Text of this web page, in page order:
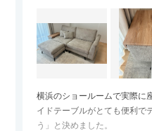
横浜のショールームで実際に
イドテーブルがとても便利で
う」と決めました。